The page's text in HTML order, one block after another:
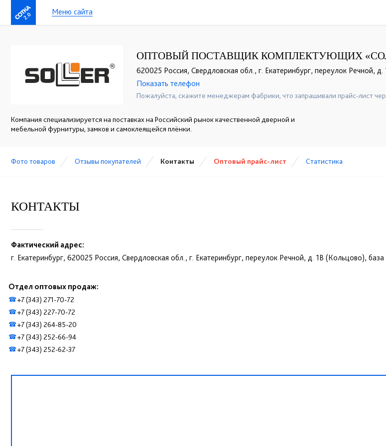
2.0 Меню сайта
ОПТОВЫЙ ПОСТАВЩИК КОМПЛЕКТУЮЩИХ
620025 Россия, Свердловская обл., г. Екатеринбург, переулок Речной,
☎+7 (343) 271-70-72
Показать телефон
Пожалуйста, скажите менеджерам фабрики, что запрашивали прайс-лист
Компания специализируется на поставках на Российский рынок качественной дверной и
мебельной фурнитуры, замков и самоклеящейся плёнки.
Фото товаров Отзывы покупателей Контакты Оптовый прайс-лист Статистика
КОНТАКТЫ
Фактический адрес:
г. Екатеринбург, 620025 Россия, Свердловская обл., г. Екатеринбург, переулок Речной, д. 1В (Кольцово),
Отдел оптовых продаж:
☎+7 (343) 271-70-72
☎+7 (343) 227-70-72
☎+7 (343) 264-85-20
☎+7 (343) 252-66-94
☎+7 (343) 252-62-37